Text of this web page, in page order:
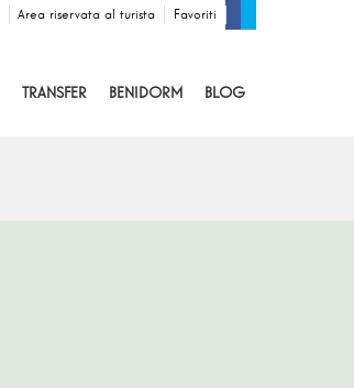
Favoriti
Area riservata al turista
TRANSFER BENIDORM BLOG